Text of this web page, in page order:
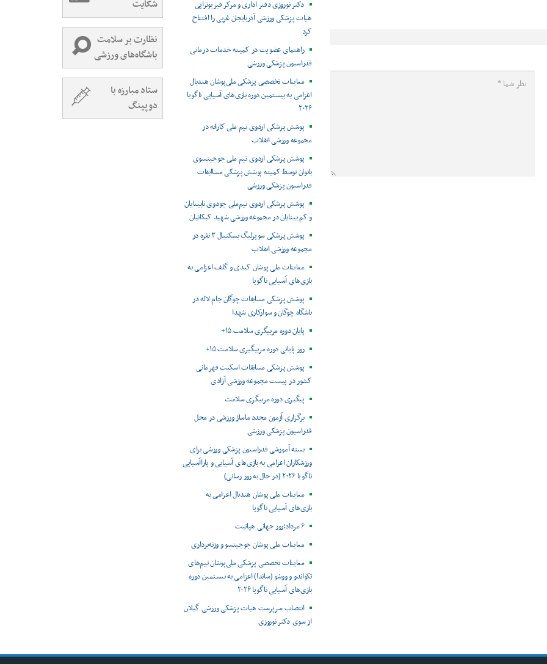
دکتر نوروزی دفتر اداری و مرکز فیزیوتراپی
هیات پزشکی ورزشی آذربایجان غربی را افتتاح
کرد
راهنمای عضویت در کمیته خدمات درمانی
فدراسیون پزشکی ورزشی
معاینات تخصصی پزشکی ملی‌پوشان هندبال
اعزامی به بیستمین دوره بازی‌های آسیایی ناگویا
۲۰۲۶
پوشش پزشکی اردوی تیم ملی کاراته در
مجموعه ورزشی انقلاب
پوشش پزشکی اردوی تیم ملی جوجیتسوی
بانوان توسط کمیته پوشش پزشکی مساابقات
فدراسیون پزشکی ورزشی
پوشش پزشکی اردوی تیم‌ملی جودوی نابینایان
و کم بینایان در مجموعه ورزشی شهید کبکانیان
پوشش پزشکی سوپرلیگ بسکتبال ۳ نفره در
مجموعه ورزشی انقلاب
معاینات ملی پوشان کبدی و گلف اعزامی به
بازی‌های آسیایی ناگویا
پوشش پزشکی مسابقات چوگان جام لاله در
باشگاه چوگان و سوارکاری شهدا
پایان دوره مربیگری سلامت ۱۵+
روز پایانی دوره مربیگیری سلامت ۱۵+
پوشش پزشکی مسابقات اسکیت قهرمانی
کشور در پیست مجموعه ورزشی آزادی
پیگیری دوره مربیگری سلامت
برگزاری آزمون مجدد ماساژ ورزشی در محل
فدراسیون پزشکی ورزشی
بسته آموزشی فدراسیون پزشکی ورزشی برای
ورزشکاران اعزامی به بازی‌های آسیایی و پاراآسیایی
ناگویا ۲۰۲۶ (در حال به روز رسانی)
معاینات ملی پوشان هندبال اعزامی به
بازی‌های آسیایی ناگویا
۶ مرداد؛روز جهانی هپاتیت
معاینات ملی پوشان جوجیتسو و وزنه‌برداری
معاینات تخصصی پزشکی ملی‌پوشان تیم‌های
تکواندو و ووشو (ساندا) اعزامی به بیستمین دوره
بازی‌های آسیایی ناگویا ۲۰۲۶
انتصاب سرپرست هیات پزشکی ورزشی گیلان
از سوی دکتر نوروزی
شکایت
نظارت بر سلامت
باشگاه‌های ورزشی
ستاد مبارزه با
دوپینگ